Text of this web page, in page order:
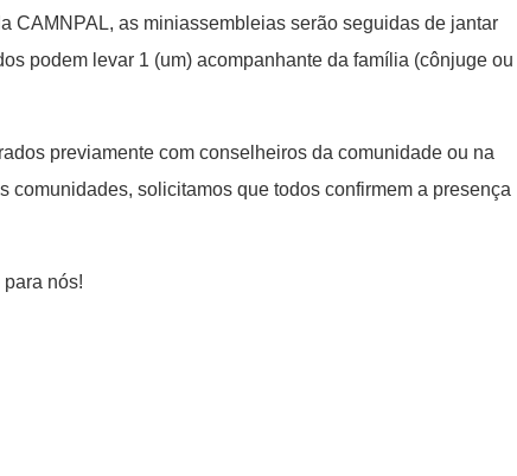
CAMNPAL, as miniassembleias serão seguidas de jantar
podem levar 1 (um) acompanhante da família (cônjuge ou
previamente com conselheiros da comunidade ou na
comunidades, solicitamos que todos confirmem a presença
nós!